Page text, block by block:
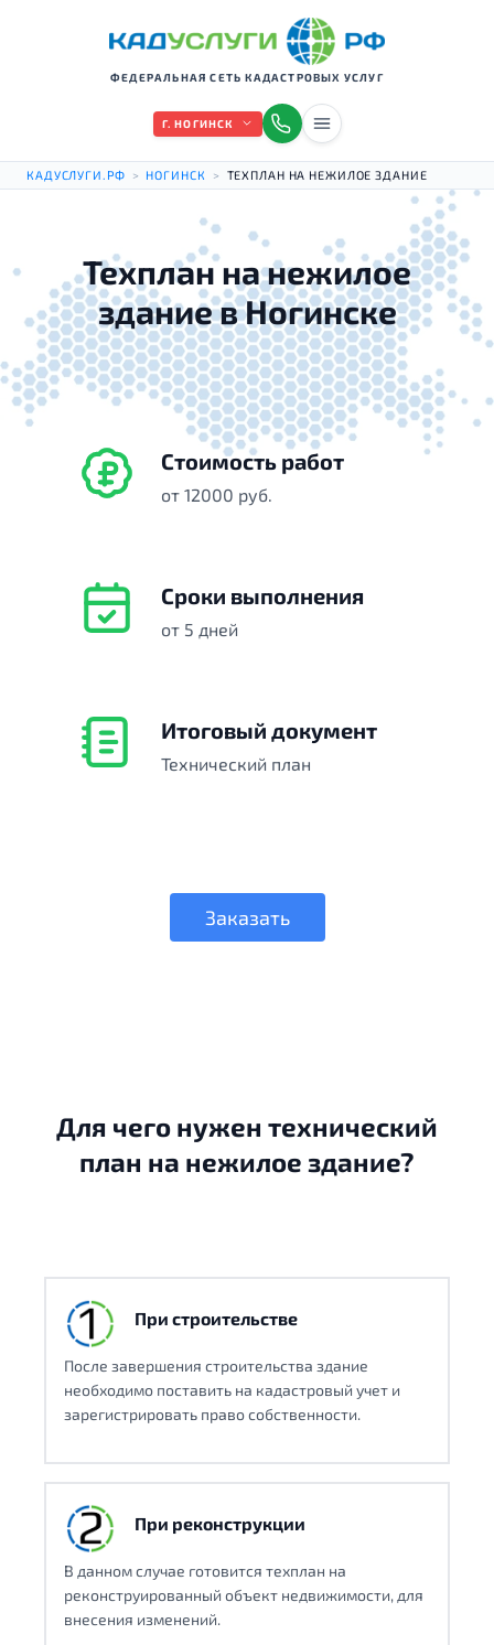
ФЕДЕРАЛЬНАЯ СЕТЬ КАДАСТРОВЫХ УСЛУГ
Г. НОГИНСК
КАДУСЛУГИ.РФ > НОГИНСК > ТЕХПЛАН НА НЕЖИЛОЕ ЗДАНИЕ
Техплан на нежилое
здание в Ногинске
Стоимость работ
от 12000 руб.
Сроки выполнения
от 5 дней
Итоговый документ
Технический план
Заказать
Для чего нужен технический
план на нежилое здание?
При строительстве
После завершения строительства здание
необходимо поставить на кадастровый учет и
зарегистрировать право собственности.
При реконструкции
В данном случае готовится техплан на
реконструированный объект недвижимости, для
внесения изменений.